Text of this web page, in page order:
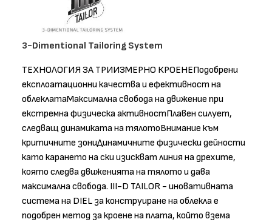
3-Dimentional Tailoring System
ТЕХНОЛОГИЯ ЗА ТРИИЗМЕРНО КРОЕНЕПодобрени
експлоатационни качества и ефективност на
облеклатаМаксимална свобода на движение при
екстремна физическа активностПлавен силует,
следващ динамиката на тялотоВнимание към
критичните зониДинамичните физически дейности
като карането на ски изискват линия на дрехите,
която следва движенията на тялото и дава
максимална свобода. III-D TAILOR - иновативната
система на DIEL за конструиране на облекла е
подобрен метод за кроене на плата, който взема